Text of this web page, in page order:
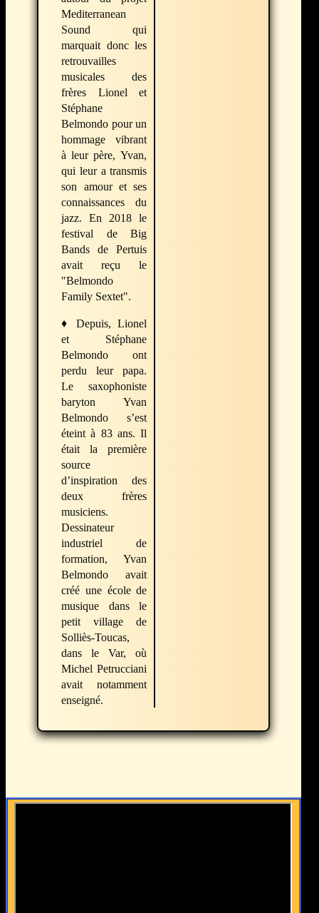
Mediterranean
Sound qui
marquait donc les
retrouvailles
musicales des
frères Lionel et
Stéphane
Belmondo pour un
hommage vibrant
à leur père, Yvan,
qui leur a transmis
son amour et ses
connaissances du
jazz. En 2018 le
festival de Big
Bands de Pertuis
avait reçu le
"Belmondo
Family Sextet".
♦
Depuis, Lionel
et Stéphane
Belmondo ont
perdu leur papa.
Le saxophoniste
baryton Yvan
Belmondo s’est
éteint à 83 ans. Il
était la première
source
d’inspiration des
deux frères
musiciens.
Dessinateur
industriel de
formation, Yvan
Belmondo avait
créé une école de
musique dans le
petit village de
Solliès-Toucas,
dans le Var, où
Michel Petrucciani
avait notamment
enseigné.